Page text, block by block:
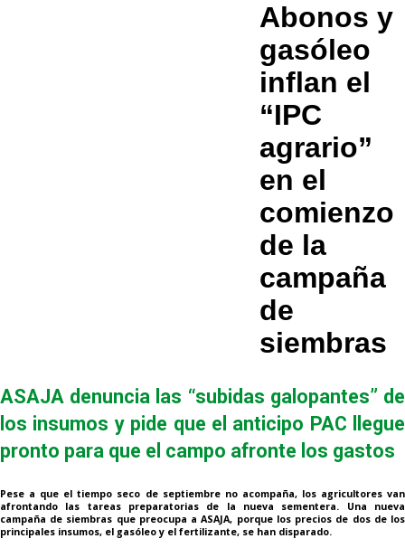
Abonos y
gasóleo
inflan el
“IPC
agrario”
en el
comienzo
de la
campaña
de
siembras
ASAJA denuncia las “subidas galopantes” de
los insumos y pide que el anticipo PAC llegue
pronto para que el campo afronte los gastos
Pese a que el tiempo seco de septiembre no acompaña, los agricultores van
afrontando las tareas preparatorias de la nueva sementera. Una nueva
campaña de siembras que preocupa a ASAJA, porque los precios de dos de los
principales insumos, el gasóleo y el fertilizante, se han disparado.